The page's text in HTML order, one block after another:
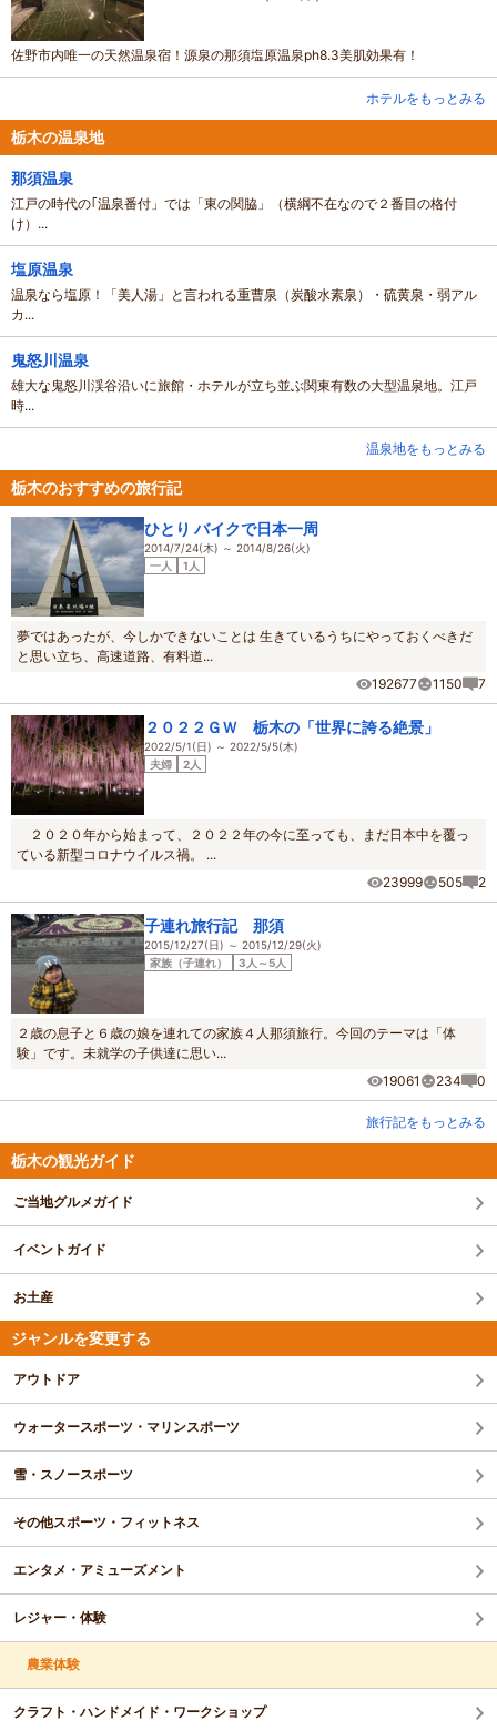
佐野市内唯一の天然温泉宿！源泉の那須塩原温泉ph8.3美肌効果有！
ホテルをもっとみる
栃木の温泉地
那須温泉
江戸の時代の｢温泉番付」では「東の関脇」（横綱不在なので２番目の格付
け）...
塩原温泉
温泉なら塩原！「美人湯」と言われる重曹泉（炭酸水素泉）・硫黄泉・弱アル
カ...
鬼怒川温泉
雄大な鬼怒川渓谷沿いに旅館・ホテルが立ち並ぶ関東有数の大型温泉地。江戸
時...
温泉地をもっとみる
栃木のおすすめの旅行記
ひとり バイクで日本一周
2014/7/24(木) ～ 2014/8/26(火)
一人
1人
夢ではあったが、今しかできないことは 生きているうちにやっておくべきだ
と思い立ち、高速道路、有料道...
192677
1150 7
２０２２ＧＷ 栃木の「世界に誇る絶景」
2022/5/1(日) ～ 2022/5/5(木)
夫婦
2人
２０２０年から始まって、２０２２年の今に至っても、まだ日本中を覆っ
ている新型コロナウイルス禍。 ...
23999
505 2
子連れ旅行記 那須
2015/12/27(日) ～ 2015/12/29(火)
家族（子連れ）
3人～5人
２歳の息子と６歳の娘を連れての家族４人那須旅行。今回のテーマは「体
験」です。未就学の子供達に思い...
19061
234 0
旅行記をもっとみる
栃木の観光ガイド
ご当地グルメガイド
イベントガイド
お土産
ジャンルを変更する
アウトドア
ウォータースポーツ・マリンスポーツ
雪・スノースポーツ
その他スポーツ・フィットネス
エンタメ・アミューズメント
レジャー・体験
農業体験
クラフト・ハンドメイド・ワークショップ